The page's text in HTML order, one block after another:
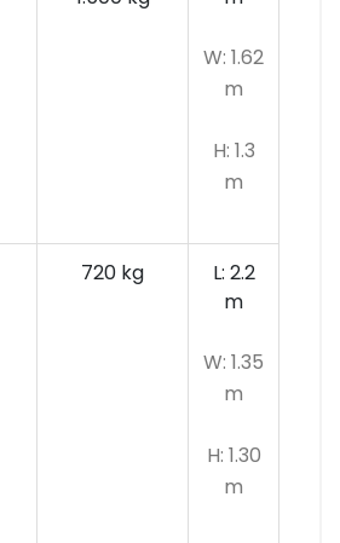
W: 1.62
m
H: 1.3
m
720 kg
L: 2.2
m
W: 1.35
m
H: 1.30
m